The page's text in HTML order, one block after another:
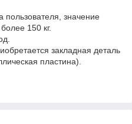
значение
150 кг.
закладная деталь
пластина).